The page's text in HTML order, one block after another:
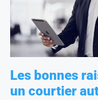
Les bonnes
un courtier